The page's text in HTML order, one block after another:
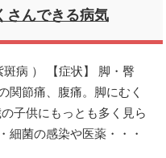
さんできる病気
病 ） 【症状】 脚・臀
関節痛、腹痛。脚にむく
子供にもっとも多く見ら
細菌の感染や医薬・・・